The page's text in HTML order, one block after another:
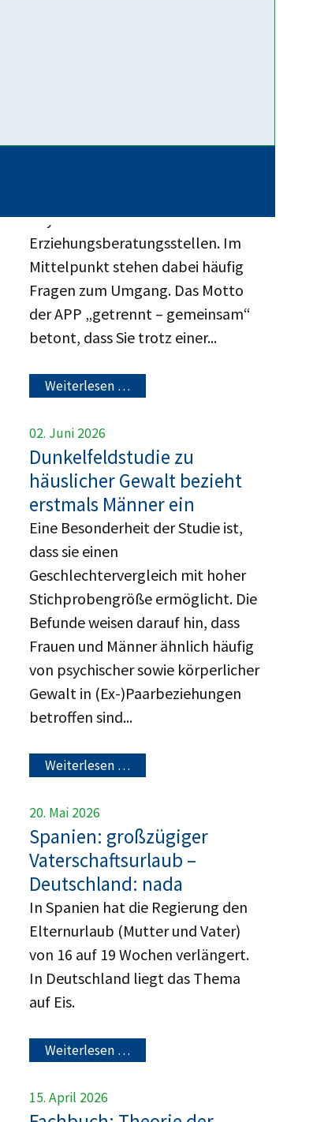
Trennung und Scheidung gehören
bayerischen
Erziehungsberatungsstellen. Im
Mittelpunkt stehen dabei häufig
Fragen zum Umgang. Das Motto
der APP „getrennt – gemeinsam“
betont, dass Sie trotz einer...
Weiterlesen …
02. Juni 2026
Dunkelfeldstudie zu
häuslicher Gewalt bezieht
erstmals Männer ein
Eine Besonderheit der Studie ist,
dass sie einen
Geschlechtervergleich mit hoher
Stichprobengröße ermöglicht. Die
Befunde weisen darauf hin, dass
Frauen und Männer ähnlich häufig
von psychischer sowie körperlicher
Gewalt in (Ex-)Paarbeziehungen
betroffen sind...
Weiterlesen …
20. Mai 2026
Spanien: großzügiger
Vaterschaftsurlaub –
Deutschland: nada
In Spanien hat die Regierung den
Elternurlaub (Mutter und Vater)
von 16 auf 19 Wochen verlängert.
In Deutschland liegt das Thema
auf Eis.
Weiterlesen …
15. April 2026